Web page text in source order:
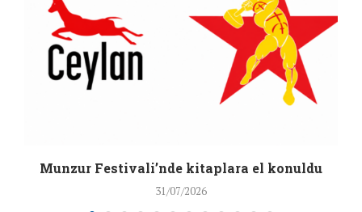
Munzur Festivali’nde kitaplara el konuldu
31/07/2026